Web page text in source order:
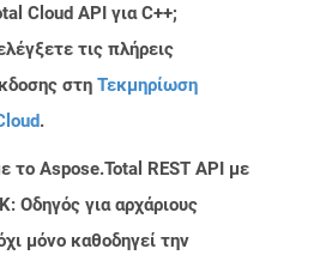
Cloud API για C++;
τις πλήρεις
στη Τεκμηρίωση
.
το Aspose.Total REST API με
Οδηγός για αρχάριους
μόνο καθοδηγεί την